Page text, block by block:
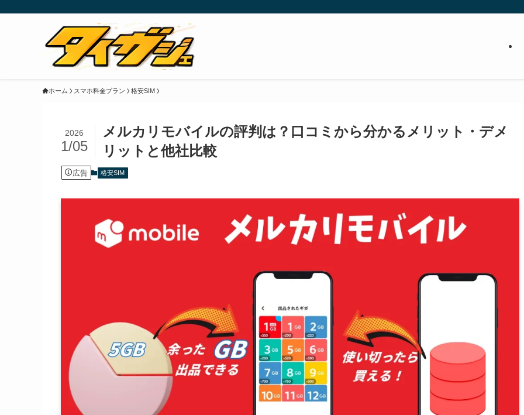
ホーム スマホ料金プラン 格安SIM
メルカリモバイルの評判は？口コミから分かるメリット・デメ
リットと他社比較
2026
1/05
広告 格安SIM